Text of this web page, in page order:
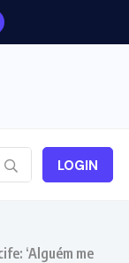
LOGIN
‘Alguém me